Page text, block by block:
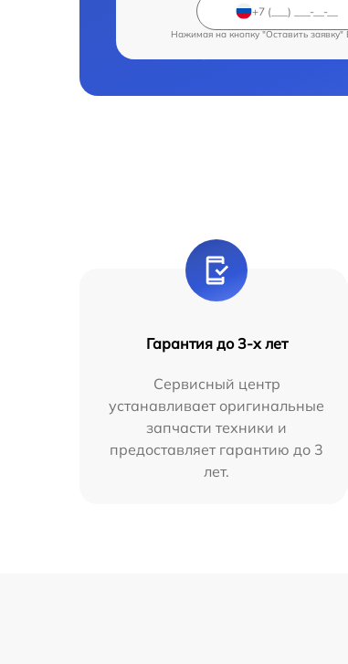
Нажимая на кнопку "Оставить заявку"
Гарантия до 3-х лет
Сервисный центр
устанавливает оригинальные
запчасти техники и
предоставляет гарантию до 3
лет.